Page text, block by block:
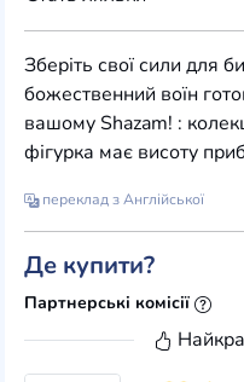
Зберіть свої сили для
божественний воїн
вашому Shazam! :
фігурка має висоту
переклад з Англійської
Де купити?
Партнерські комісії